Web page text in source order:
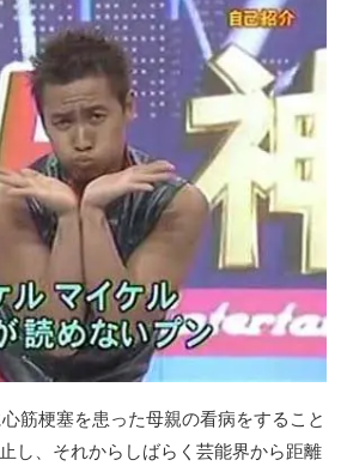
筋梗塞を患った母親の看病をすること
し、それからしばらく芸能界から距離